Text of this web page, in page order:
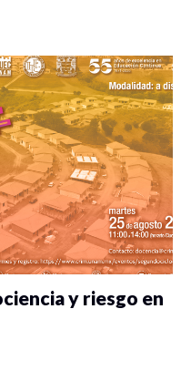
y riesgo en